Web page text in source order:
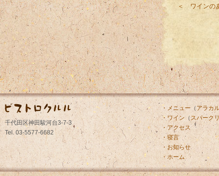
＜ ワインの
千代田区神田駿河台3-7-3
Tel. 03-5577-6682
・メニュー（ アラカ
・ワイン （スパーク
・アクセス
・寝言
・お知らせ
・ホーム